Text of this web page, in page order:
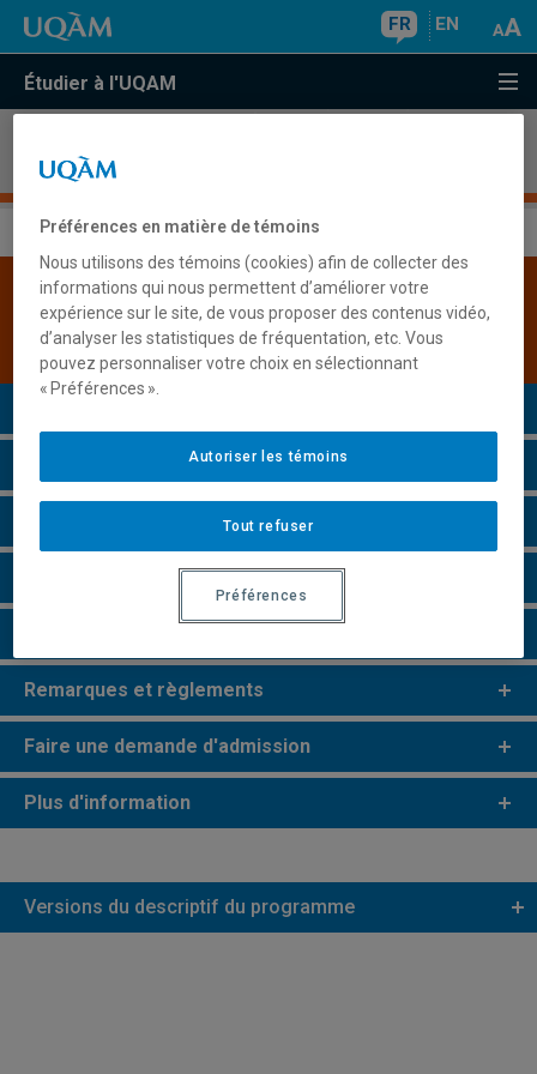
FR EN
Étudier à l'UQAM
présence attentive
Les admissions sont suspendues pour ce
programme - Session Automne 2024 -
Permanente
Conditions d'admission
Cours à suivre et horaires
Grille de cheminement
Remarques et règlements
Faire une demande d'admission
Plus d'information
Versions du descriptif du programme
Préférences en matière de témoins
Nous utilisons des témoins (cookies) afin de collecter des
informations qui nous permettent d’améliorer votre
expérience sur le site, de vous proposer des contenus vidéo,
d’analyser les statistiques de fréquentation, etc. Vous
pouvez personnaliser votre choix en sélectionnant
« Préférences ».
Tout refuser
Autoriser les témoins
Préférences